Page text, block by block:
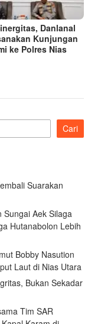
Danlanal
Kunjungan
ke Polres Nias
Cari
Suarakan
Aek Silaga
Hutanabolon Lebih
Bobby Nasution
Laut di Nias Utara
Bukan Sekadar
Tim SAR